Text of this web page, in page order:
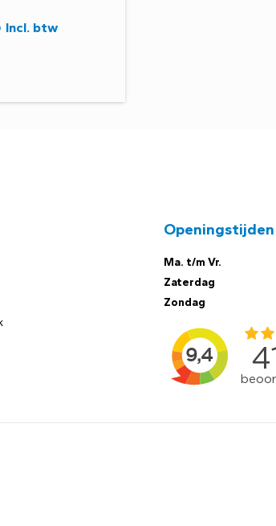
Incl. btw
Openingstijden
Ma. t/m Vr.
Zaterdag
Zondag